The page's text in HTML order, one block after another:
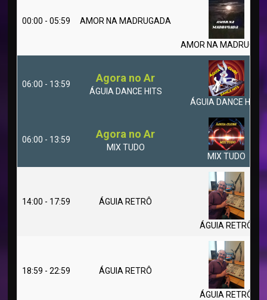
00:00 - 05:59 AMOR NA MADRUGADA
AMOR NA
06:00 - 13:59 Agora no Ar
ÁGUIA DANCE HITS
ÁGUIA DANCE HITS
06:00 - 13:59 Agora no Ar
MIX TUDO
MIX TUDO
14:00 - 17:59 ÁGUIA RETRÔ
ÁGUIA RETRÔ
18:59 - 22:59 ÁGUIA RETRÔ
ÁGUIA RETRÔ